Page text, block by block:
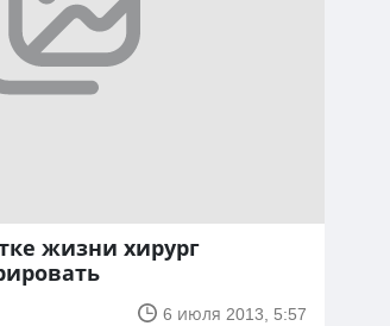
жизни хирург
6 июля 2013, 5:57